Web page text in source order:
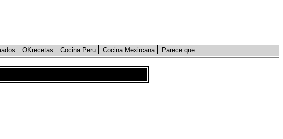
OKrecetas Cocina Peru Cocina Mexircana Parece que...